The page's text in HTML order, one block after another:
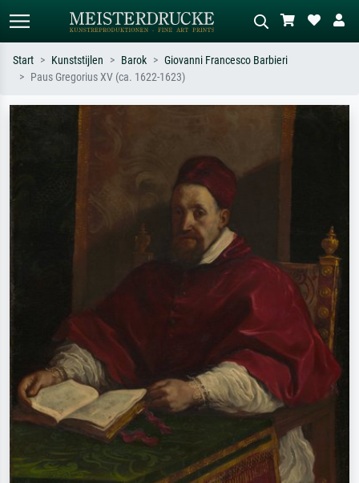
Zoek op kunstenaar, titel of stijl – bijv.
Monet, Sterrennacht, impressionisme,
Beschrijf de scène – bijv. groene
Start Kunststijlen Barok
Giovanni Francesco Barbieri
Paus Gregorius XV (ca. 1622-1623)